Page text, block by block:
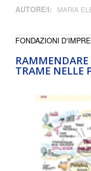
AUTORE/I: MARIA
RAMMENDARE
TRAME NELLE
FONDAZIONI